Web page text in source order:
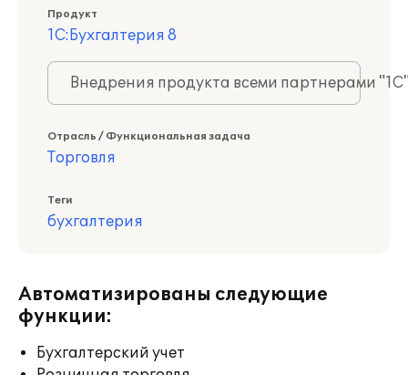
Продукт
1С:Бухгалтерия 8
Внедрения продукта всеми партнерами
Отрасль / Функциональная задача
Торговля
Теги
бухгалтерия
Автоматизированы следующие
функции:
Бухгалтерский учет